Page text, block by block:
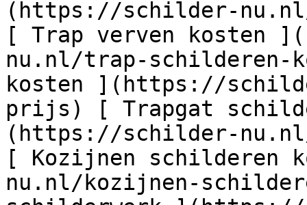
(https://schilder-
[ Trap verven kosten
nu.nl/trap-schilderen-
kosten ](https://
prijs) [ Trapgat
(https://schilder-
[ Kozijnen
nu.nl/kozijnen-